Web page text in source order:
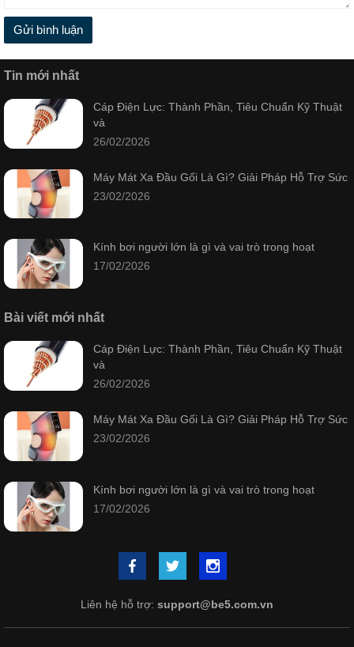
Gửi bình luận
Tin mới nhất
Cáp Điện Lực: Thành Phần, Tiêu Chuẩn Kỹ Thuật
và
26/02/2026
Máy Mát Xa Đầu Gối Là Gì? Giải Pháp Hỗ Trợ Sức
23/02/2026
Kính bơi người lớn là gì và vai trò trong hoạt
17/02/2026
Bài viết mới nhất
Cáp Điện Lực: Thành Phần, Tiêu Chuẩn Kỹ Thuật
và
26/02/2026
Máy Mát Xa Đầu Gối Là Gì? Giải Pháp Hỗ Trợ Sức
23/02/2026
Kính bơi người lớn là gì và vai trò trong hoạt
17/02/2026
Liên hệ hỗ trợ: support@be5.com.vn